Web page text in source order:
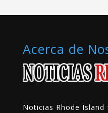
Acerca de
Noticias Rhode Island